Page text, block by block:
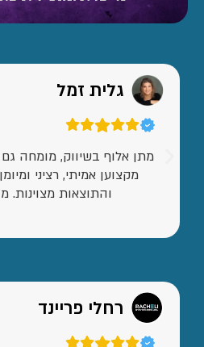
גלית זמל
מתן אלוף בשיווק, מומחה
מקצוען אמיתי, רציני
והתוצאות מצוינות.
רחלי פריינד